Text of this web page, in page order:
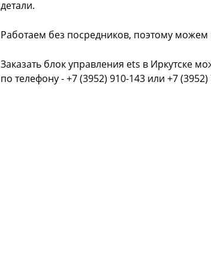
детали.
Работаем без посредников, поэтому
Заказать блок управления ets в Иркутске
по телефону - +7 (3952) 910-143 или +7 (3952)